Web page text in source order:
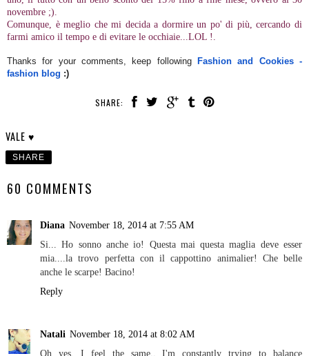
novembre ;).
Comunque, è meglio che mi decida a dormire un po' di più, cercando di
farmi amico il tempo e di evitare le occhiaie...LOL !.
Thanks for your comments, keep following Fashion and Cookies -
fashion blog :)
SHARE:
VALE ♥
SHARE
60 COMMENTS
Diana November 18, 2014 at 7:55 AM
Si... Ho sonno anche io! Questa mai questa maglia deve esser
mia....la trovo perfetta con il cappottino animalier! Che belle
anche le scarpe! Bacino!
Reply
Natali November 18, 2014 at 8:02 AM
Oh yes, I feel the same.. I'm constantly trying to balance